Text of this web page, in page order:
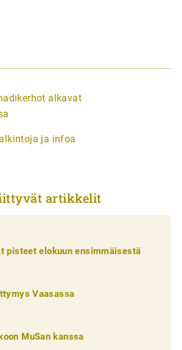
alkavat
ja infoa
artikkelit
pisteet elokuun ensimmäisestä
Vaasassa
MuSan kanssa